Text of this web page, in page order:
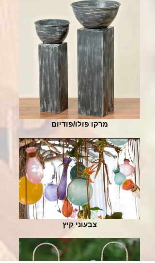
מרקו פולו/פודיום
צבעוני קיץ